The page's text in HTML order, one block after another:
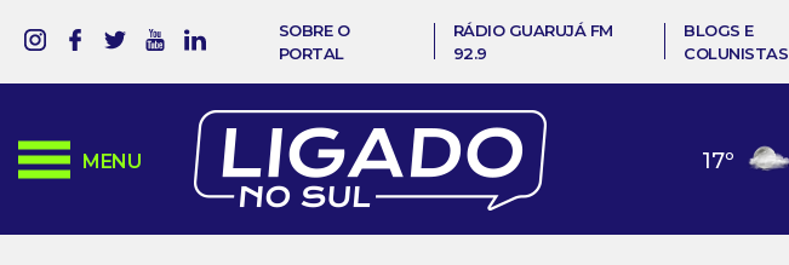
SOBRE O
PORTAL
RÁDIO GUARUJÁ FM
92.9
BLOGS E
COLUNISTAS
MENU 17º